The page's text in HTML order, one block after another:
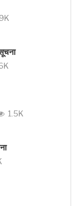
1.5K